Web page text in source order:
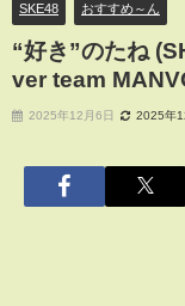
SKE48 おすすめ～ん
“好き”のたね
ver team
2025年12月6日 2025年